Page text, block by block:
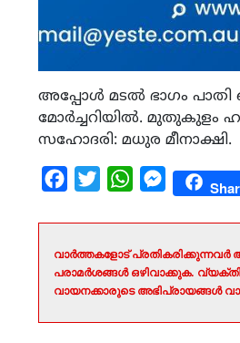
അപ്പോള്‍ മടല്‍ ഭാഗം
മോര്‍ച്ചറിയില്‍. മുതുകുളം
സഹോദരി: മധുര മീനാക്ഷി.
Facebook
Twitter WhatsAppMessenger
വാർത്തകളോട്
പരാമർശങ്ങൾ ഒഴിവാക്കുക.
വായനക്കാരുടെ അഭിപ്രായങ്ങൾ